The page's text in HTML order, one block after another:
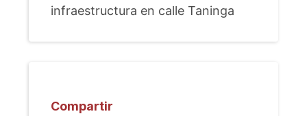
infraestructura en calle Taninga
Compartir